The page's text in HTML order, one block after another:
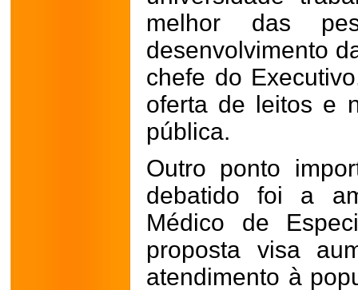
melhor das
desenvolvimento
chefe do
oferta de leitos e
pública.
Outro ponto
debatido foi a
Médico de
proposta visa
atendimento à